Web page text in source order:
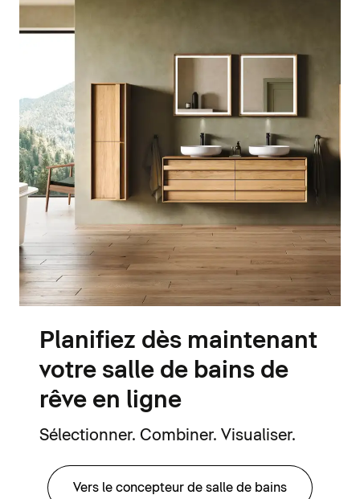
Planifiez dès maintenant
votre salle de bains de
rêve en ligne
Sélectionner. Combiner. Visualiser.
Vers le concepteur de salle de bains